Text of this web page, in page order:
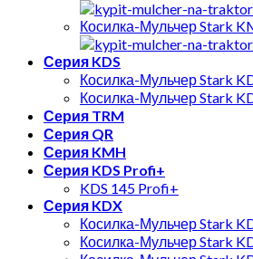
Косилка-Мульчер Stark
Серия KDS
Косилка-Мульчер Stark
Косилка-Мульчер Stark
Серия TRM
Серия QR
Серия KMH
Серия KDS Profi+
KDS 145 Profi+
Серия KDX
Косилка-Мульчер Stark
Косилка-Мульчер Stark